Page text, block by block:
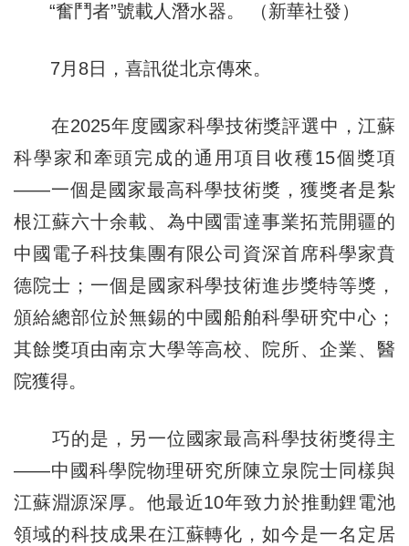
“奮鬥者”號載人潛水器。 （新華社發）
7月8日，喜訊從北京傳來。
在2025年度國家科學技術獎評選中，江蘇
科學家和牽頭完成的通用項目收穫15個獎項
——一個是國家最高科學技術獎，獲獎者是紮
根江蘇六十余載、為中國雷達事業拓荒開疆的
中國電子科技集團有限公司資深首席科學家賁
德院士；一個是國家科學技術進步獎特等獎，
頒給總部位於無錫的中國船舶科學研究中心；
其餘獎項由南京大學等高校、院所、企業、醫
院獲得。
巧的是，另一位國家最高科學技術獎得主
——中國科學院物理研究所陳立泉院士同樣與
江蘇淵源深厚。他最近10年致力於推動鋰電池
領域的科技成果在江蘇轉化，如今是一名定居